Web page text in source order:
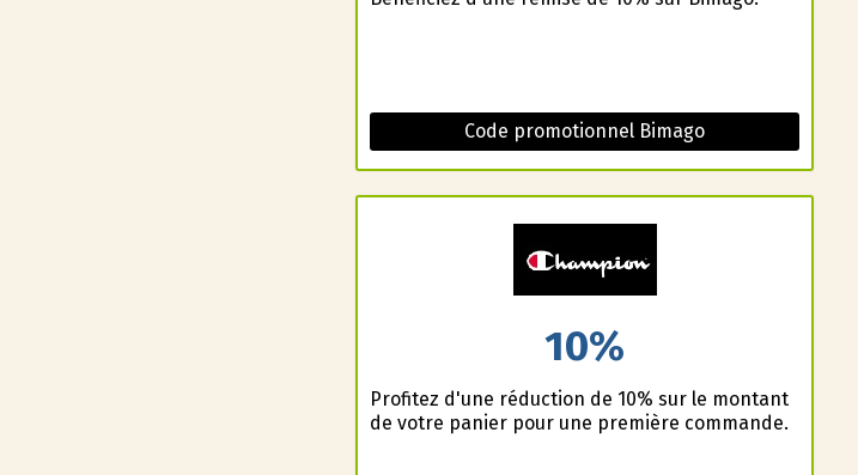
Code promotionnel Bimago
10%
Profitez d'une réduction de 10% sur le montant
de votre panier pour une première commande.